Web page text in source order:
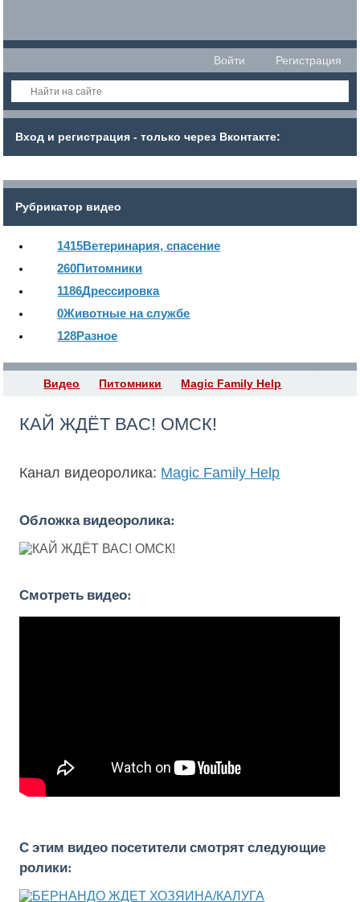
Войти Регистрация
Вход и регистрация - только через Вконтакте:
Рубрикатор видео
1415Ветеринария, спасение
260Питомники
1186Дрессировка
0Животные на службе
128Разное
Видео Питомники Magic Family Help
КАЙ ЖДЁТ ВАС! ОМСК!
Канал видеоролика: Magic Family Help
Обложка видеоролика:
Смотреть видео:
С этим видео посетители смотрят следующие
ролики: